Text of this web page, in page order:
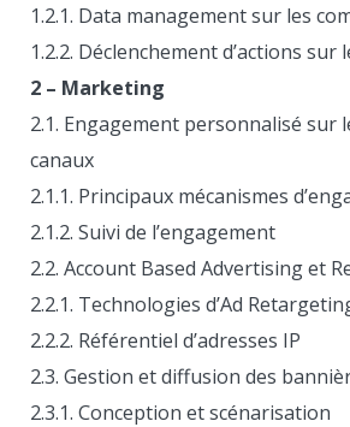
1.2.1. Data management sur les
1.2.2. Déclenchement d’actions sur
2 – Marketing
2.1. Engagement personnalisé sur
canaux
2.1.1. Principaux mécanismes
2.1.2. Suivi de l’engagement
2.2. Account Based Advertising et
2.2.1. Technologies d’Ad
2.2.2. Référentiel d’adresses IP
2.3. Gestion et diffusion des
2.3.1. Conception et scénarisation